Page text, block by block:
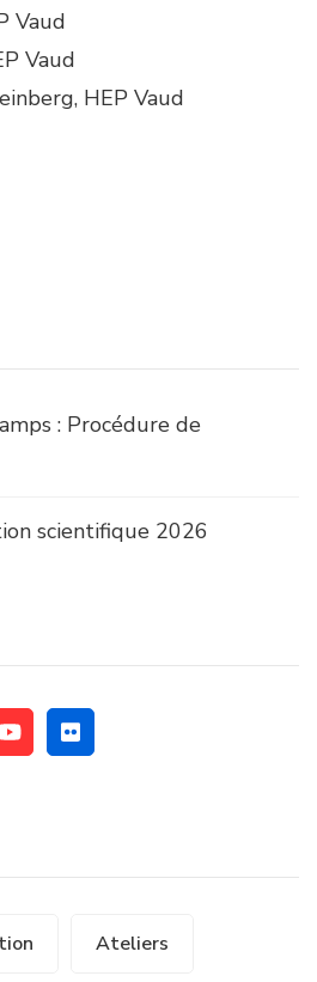
Vaud
Vaud
HEP Vaud
: Procédure de
scientifique 2026
Ateliers